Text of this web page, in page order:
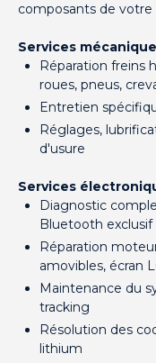
composants de
Services
Réparation freins
roues, pneus,
Entretien
Réglages,
d'usure
Services
Diagnostic
Bluetooth exclusif
Réparation
amovibles, écran
Maintenance du
tracking
Résolution des
lithium